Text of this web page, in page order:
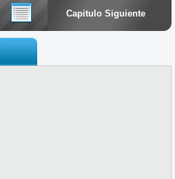
Capitulo Siguiente